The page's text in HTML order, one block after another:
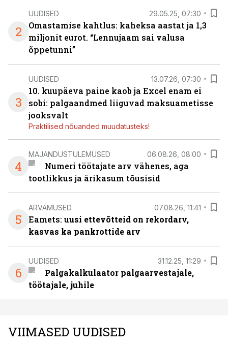
2
UUDISED 29.05.25, 07:30
Omastamise kahtlus: kaheksa aastat ja 1,3
miljonit eurot. “Lennujaam sai valusa
õppetunni”
3
UUDISED 13.07.26, 07:30
10. kuupäeva paine kaob ja Excel enam ei
sobi: palgaandmed liiguvad maksuametisse
jooksvalt
Praktilised nõuanded muudatusteks!
4
MAJANDUSTULEMUSED 06.08.26, 08:00
Numeri töötajate arv vähenes, aga
tootlikkus ja ärikasum tõusisid
5
ARVAMUSED 07.08.26, 11:41
Eamets: uusi ettevõtteid on rekordarv,
kasvas ka pankrottide arv
6
UUDISED 31.12.25, 11:29
Palgakalkulaator palgaarvestajale,
töötajale, juhile
VIIMASED UUDISED